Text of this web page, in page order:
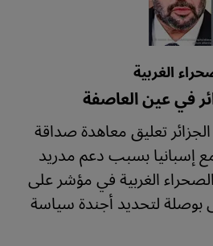
الغربية
في عين العاصفة
تعليق معاهدة صداقة
إسبانيا بسبب دعم مدريد
الغربية في مؤشر على
بوصلة لتحديد أجندة سياسة